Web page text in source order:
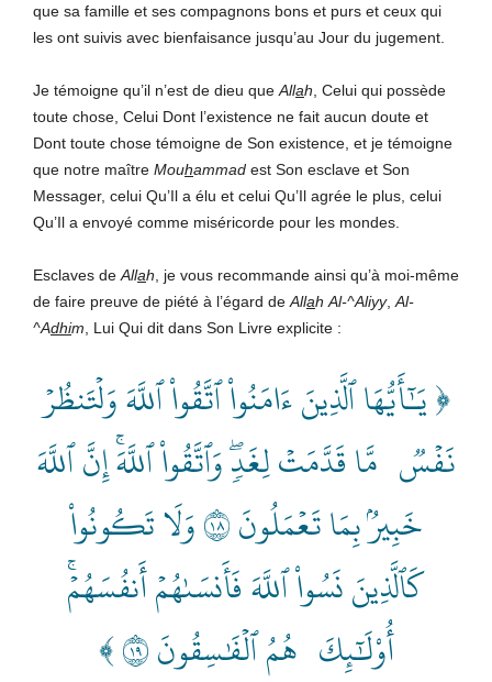
que sa famille et ses compagnons bons et purs et ceux qui
les ont suivis avec bienfaisance jusqu’au Jour du jugement.
Je témoigne qu’il n’est de dieu que Allah , Celui qui possède
toute chose, Celui Dont l’existence ne fait aucun doute et
Dont toute chose témoigne de Son existence, et je témoigne
que notre maître Mouhammad est Son esclave et Son
Messager, celui Qu’Il a élu et celui Qu’Il agrée le plus, celui
Qu’Il a envoyé comme miséricorde pour les mondes.
Esclaves de Allah , je vous recommande ainsi qu’à moi-même
de faire preuve de piété à l’égard de Allah Al-^Aliyy, Al-
^Adhim , Lui Qui dit dans Son Livre explicite :
﴿ يَـٰٓأَيُّهَا ٱلَّذِينَ ءَامَنُواْ ٱتَّقُواْ ٱللَّهَ وَلۡتَنظُرۡ
نَفۡسٞ مَّا قَدَّمَتۡ لِغَدٖۖ وَٱتَّقُواْ ٱللَّهَۚ إِنَّ ٱللَّهَ
خَبِيرُۢ بِمَا تَعۡمَلُونَ ٨١
وَلَا تَكُونُواْ
كَٱلَّذِينَ نَسُواْ ٱللَّهَ فَأَنسَىٰهُمۡ أَنفُسَهُمۡۚ
أُوْلَٰٓئِكَ هُمُ ٱلۡفَٰسِقُونَ ٩١ ﴾